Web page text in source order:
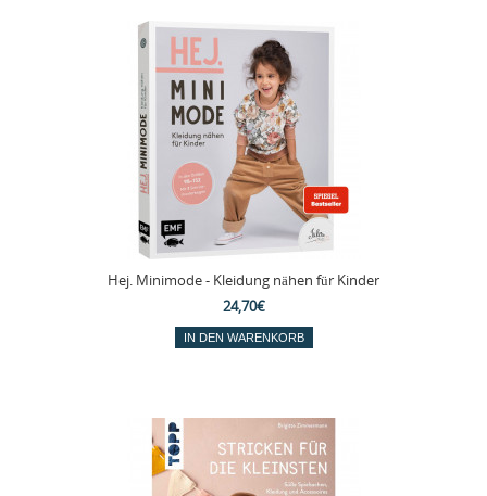
Hej. Minimode - Kleidung nähen für Kinder
24,70€